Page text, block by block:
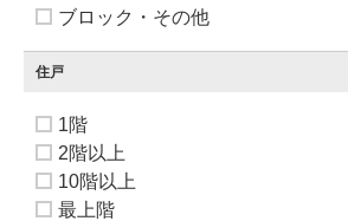
ブロック・その他
住戸
1階
2階以上
10階以上
最上階